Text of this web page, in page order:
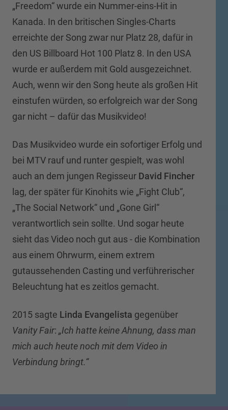
„Freedom“ wurde ein Nummer-eins-Hit in
Kanada. In den britischen Singles-Charts
erreichte der Song zwar nur Platz 28, dafür in
den US Billboard Hot 100 Platz 8. In den USA
wurde er außerdem mit Gold ausgezeichnet.
Auch, wenn wir den Song heute als großen Hit
einstufen würden, so erfolgreich war der Song
gar nicht – dafür das Musikvideo!
Das Musikvideo wurde ein sofortiger Erfolg und
bei MTV rauf und runter gespielt, was wohl
auch an dem jungen Regisseur David Fincher
lag, der später für Kinohits wie „Fight Club“,
„The Social Network“ und „Gone Girl“
verantwortlich sein sollte. Und sogar heute
sieht das Video noch gut aus - die Kombination
aus einem Ohrwurm, einem extrem
gutaussehenden Casting und verführerischer
Beleuchtung hat es zeitlos gemacht.
2015 sagte Linda Evangelista gegenüber
Vanity Fair: „Ich hatte keine Ahnung, dass man
mich auch heute noch mit dem Video in
Verbindung bringt.“